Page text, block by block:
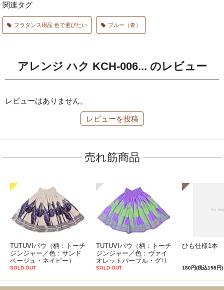
関連タグ
フラダンス用品 色で選びたい ブルー（青）
アレンジ ハク KCH-006... のレビュー
レビューはありません。
レビューを投稿
売れ筋商品
TUTUVIパウ（柄：トーチ
ジンジャー／色：サンド
ベージュ・ネイビー）
SOLD OUT
TUTUVIパウ（柄：トーチ
ジンジャー／色：ヴァイ
オレットパープル・グリ
ーン）
SOLD OUT
ひも仕様1本
180円(税込198円)